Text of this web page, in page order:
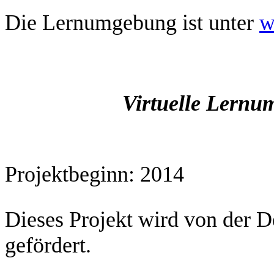
Die Lernumgebung ist unter
Virtuelle
Projektbeginn: 2014
Dieses Projekt wird von der
gefördert.